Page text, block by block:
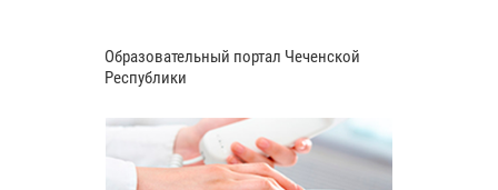
Образовательный портал Чеченской
Республики